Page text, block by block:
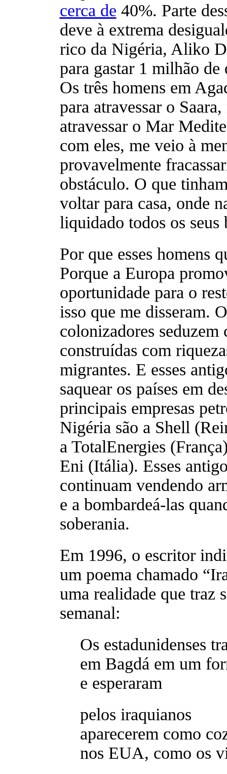
cerca de 40%. Parte
deve à extrema
rico da Nigéria, Aliko
para gastar 1 milhão
Os três homens em
para atravessar o
atravessar o Mar
com eles, me veio à
provavelmente
obstáculo. O que
voltar para casa, onde
liquidado todos os seus
Por que esses homens
Porque a Europa
oportunidade para o
isso que me disseram.
colonizadores seduzem
construídas com
migrantes. E esses
saquear os países em
principais empresas
Nigéria são a Shell
a TotalEnergies
Eni (Itália). Esses
continuam vendendo
e a bombardeá-las
soberania.
Em 1996, o escritor
um poema chamado
uma realidade que traz
semanal:
Os estadunidenses
em Bagdá em um
e esperaram
pelos iraquianos
aparecerem como
nos EUA, como os